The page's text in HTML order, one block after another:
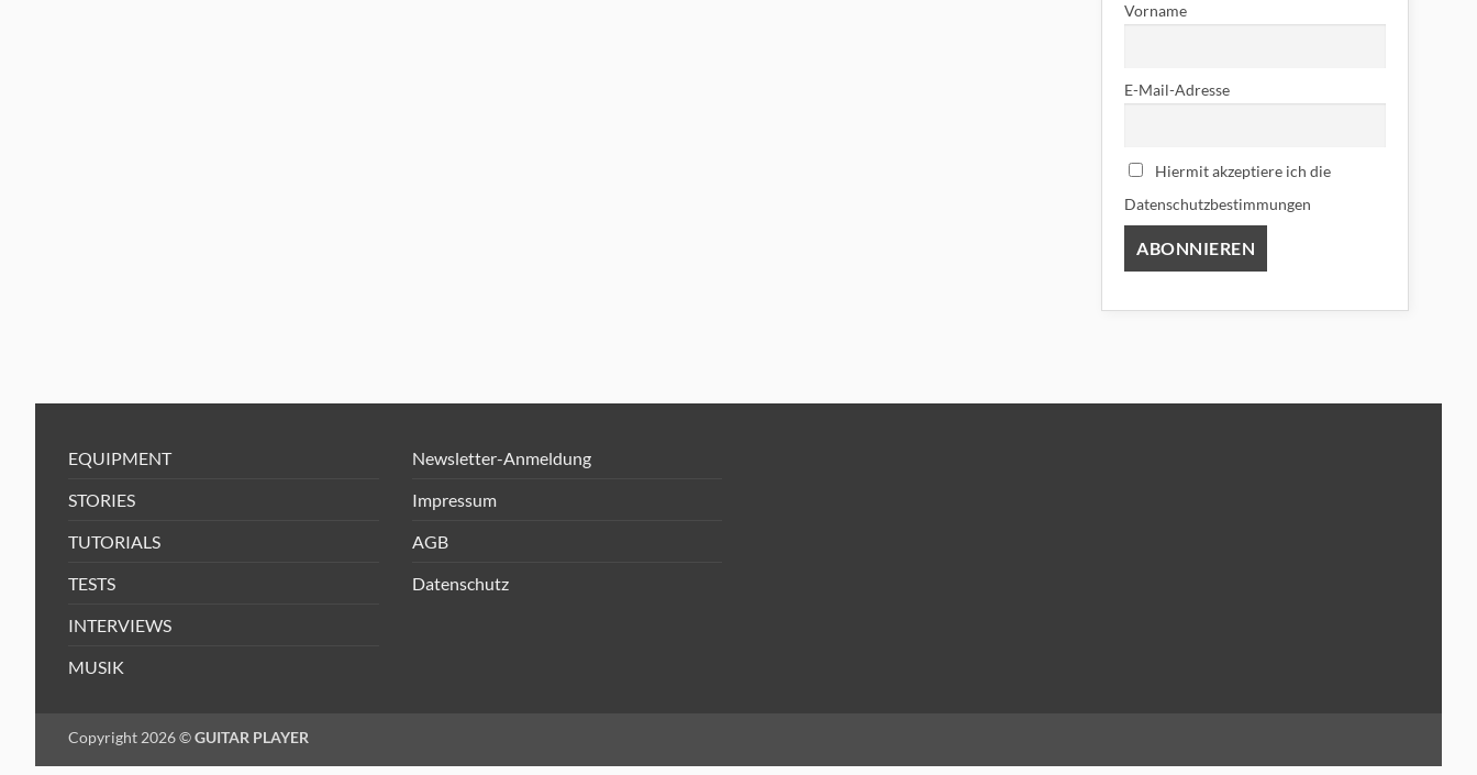
Vorname
E-Mail-Adresse
Hiermit akzeptiere ich die
Datenschutzbestimmungen
EQUIPMENT
STORIES
TUTORIALS
TESTS
INTERVIEWS
MUSIK
Newsletter-Anmeldung
Impressum
AGB
Datenschutz
Copyright 2026 ©GUITAR PLAYER